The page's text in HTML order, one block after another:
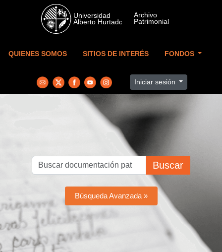
Skip to main content
QUIENES SOMOS SITIOS DE INTERÉS FONDOS
Iniciar sesión
Buscar
Búsqueda Avanzada »